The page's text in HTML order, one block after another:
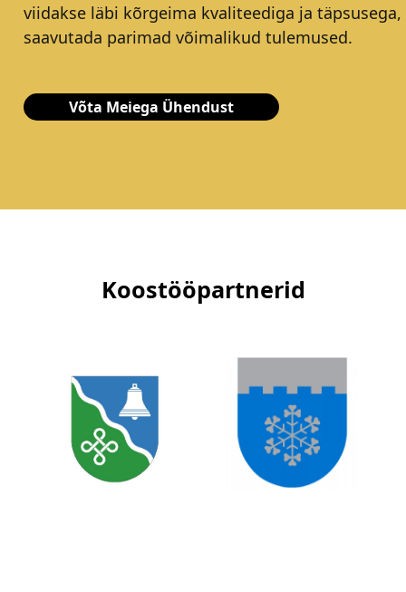
viidakse läbi kõrgeima kvaliteediga ja täpsusega,
saavutada parimad võimalikud tulemused.
Võta Meiega Ühendust
Koostööpartnerid